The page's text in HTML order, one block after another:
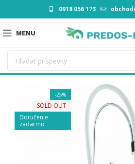
0918 056 173
MENU
-25%
SOLD OUT
Doručenie
zadarmo